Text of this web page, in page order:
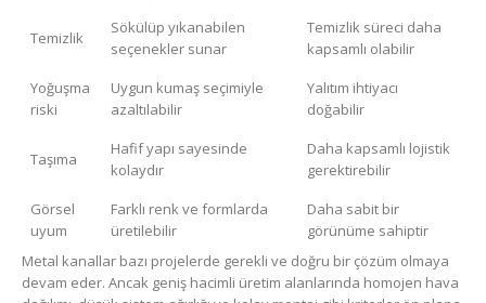
Temizlik
Sökülüp yıkanabilen
seçenekler sunar
Temizlik süreci daha
kapsamlı olabilir
Yoğuşma
riski
Uygun kumaş seçimiyle
azaltılabilir
Yalıtım ihtiyacı
doğabilir
Taşıma
Hafif yapı sayesinde
kolaydır
Daha kapsamlı lojistik
gerektirebilir
Görsel
uyum
Farklı renk ve formlarda
üretilebilir
Daha sabit bir
görünüme sahiptir
Metal kanallar bazı projelerde gerekli ve doğru bir çözüm olmaya
devam eder. Ancak geniş hacimli üretim alanlarında homojen hava